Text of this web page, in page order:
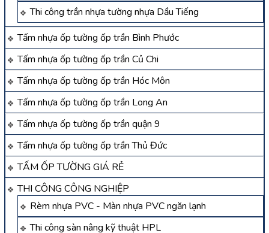
Thi công trần nhựa tường nhựa Dầu Tiếng
Tấm nhựa ốp tường ốp trần Bình Phước
Tấm nhựa ốp tường ốp trần Củ Chi
Tấm nhựa ốp tường ốp trần Hóc Môn
Tấm nhựa ốp tường ốp trần Long An
Tấm nhựa ốp tường ốp trần quận 9
Tấm nhựa ốp tường ốp trần Thủ Đức
TẤM ỐP TƯỜNG GIÁ RẺ
THI CÔNG CÔNG NGHIỆP
Rèm nhựa PVC - Màn nhựa PVC ngăn lạnh
Thi công sàn nâng kỹ thuật HPL